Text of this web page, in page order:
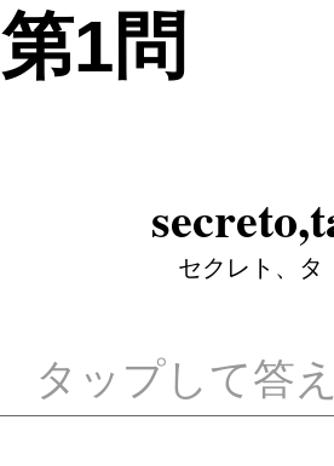
第1問
セクレト、タ
タップして答